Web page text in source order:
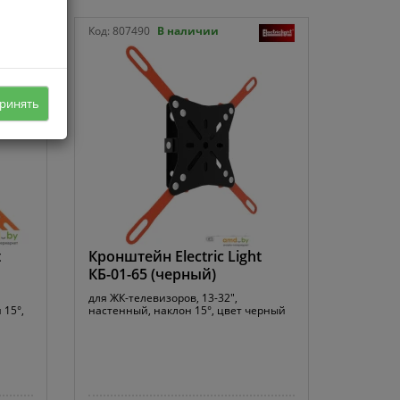
Код:807490 В наличии
Кронштейн Electric Light
КБ-01-65 (черный)
для ЖК-телевизоров, 13-32",
настенный, наклон 15°, цвет черный